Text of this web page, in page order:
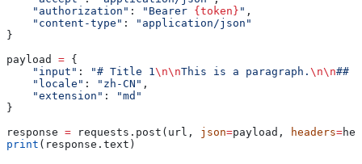
    "authorization"
: "Bearer {token} " ,
    "content-type"
:
"application/json"
}
payload = {
    "input"
: "# Title 1\n\nThis is a paragraph. \n\n##
    "locale"
: "zh-CN" ,
    "extension"
:
"md"
}
response = requests.post(url, json=payload, headers=
print (response.text)